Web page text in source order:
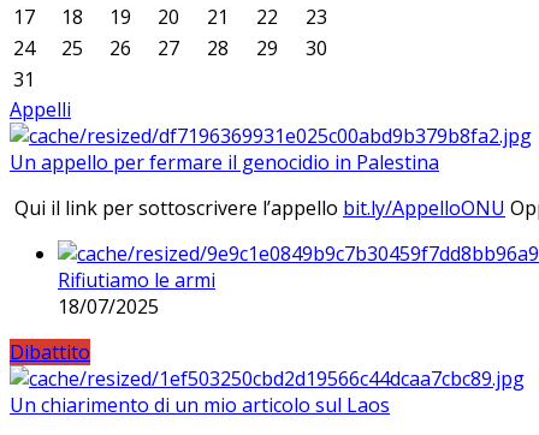
17
18 19 20 21 22
23
24
25 26 27 28 29
30
31
Appelli
Un appello per fermare il genocidio in Palestina
Qui il link per sottoscrivere l’appello bit.ly/AppelloONU
Rifiutiamo le armi
18/07/2025
Dibattito
Un chiarimento di un mio articolo sul Laos